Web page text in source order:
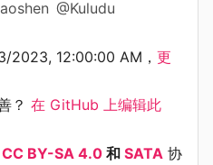
@Kuludu
2023, 12:00:00 AM ， 更
？ 在 GitHub 上编辑此
CC BY-SA 4.0 和 SATA 协